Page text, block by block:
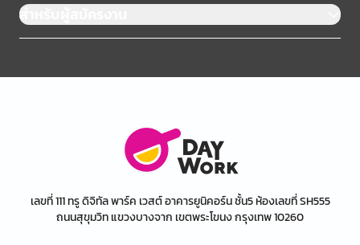
สำหรับผู้สมัครงาน
เลขที่ 111 ทรู ดิจิทัล พาร์ค เวสต์ อาคารยูนิคอร์น ชั้น5 ห้องเลขที่ SH555
ถนนสุขุมวิท แขวงบางจาก เขตพระโขนง กรุงเทพ 10260